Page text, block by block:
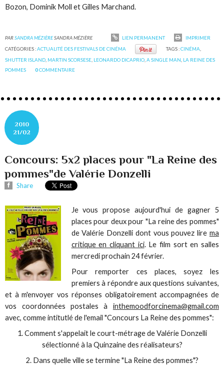
Bozon, Dominik Moll et Gilles Marchand.
PARSANDRA MÉZIÈRESANDRA MÉZIÈRE LIEN PERMANENT
IMPRIMER
CATÉGORIES :ACTUALITÉ DES FESTIVALS DE CINÉMA TAGS :CINÉMA
SHUTTER ISLAND MARTIN SCORSESE LEONARDO DICAPRIO ,A SINGLE MAN LA REINE DES
POMMES
0COMMENTAIRE
2010
21/02
Concours: 5x2 places pour "La Reine des
pommes"de Valérie Donzelli
Share
Je vous propose aujourd'hui de gagner 5
places pour deux pour "La reine des pommes"
de Valérie Donzelli dont vous pouvez lire ma
critique en cliquant ici. Le film sort en salles
mercredi prochain 24 février.
Pour remporter ces places, soyez les
premiers à répondre aux questions suivantes,
et à m'envoyer vos réponses obligatoirement accompagnées de
vos coordonnées postales à inthemoodforcinema@gmail.com
avec, comme intitutlé de l'email "Concours La Reine des pommes":
1. Comment s'appelait le court-métrage de Valérie Donzelli
sélectionné à la Quinzaine des réalisateurs?
2. Dans quelle ville se termine "La Reine des pommes"?